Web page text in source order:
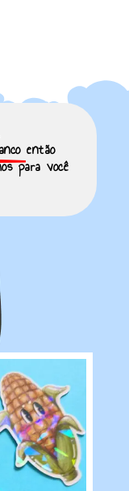
então
para você